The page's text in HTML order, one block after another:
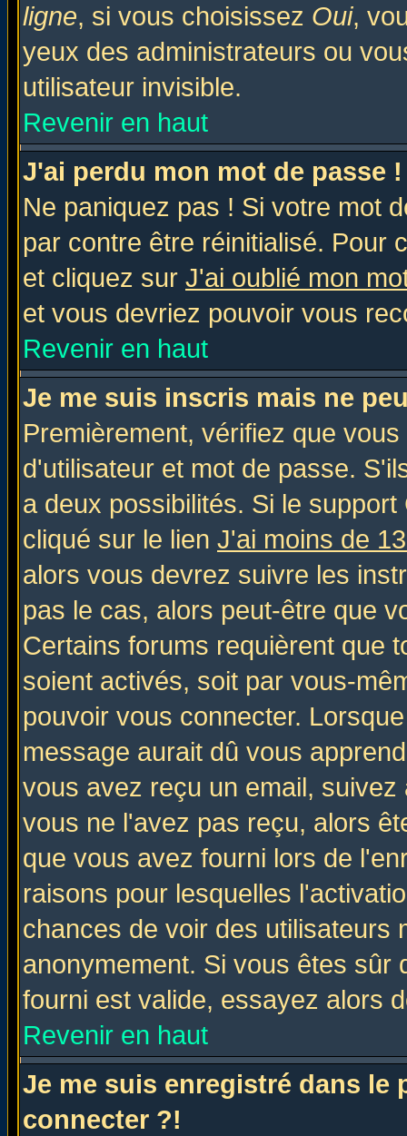
ligne, si vous choisissez Oui,
yeux des administrateurs ou
utilisateur invisible.
Revenir en haut
J'ai perdu mon mot de passe !
Ne paniquez pas ! Si votre mot
par contre être réinitialisé. Pour
et cliquez sur J'ai oublié mon
et vous devriez pouvoir vous
Revenir en haut
Je me suis inscris mais ne
Premièrement, vérifiez que
d'utilisateur et mot de passe.
a deux possibilités. Si le
cliqué sur le lien J'ai moins de
alors vous devrez suivre les
pas le cas, alors peut-être que
Certains forums requièrent que
soient activés, soit par vous-
pouvoir vous connecter.
message aurait dû vous
vous avez reçu un email,
vous ne l'avez pas reçu, alors
que vous avez fourni lors de
raisons pour lesquelles
chances de voir des utilisateurs
anonymement. Si vous êtes sûr
fourni est valide, essayez alors
Revenir en haut
Je me suis enregistré dans le
connecter ?!